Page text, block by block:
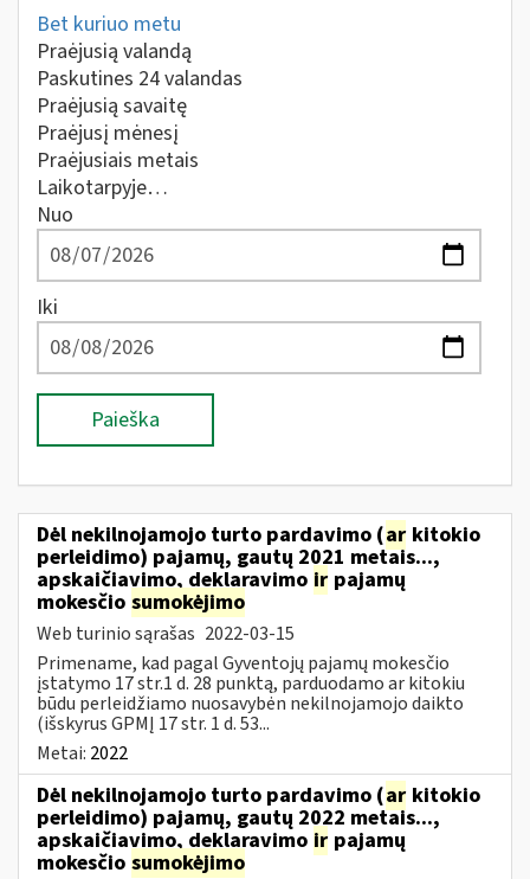
Bet kuriuo metu
Praėjusią valandą
Paskutines 24 valandas
Praėjusią savaitę
Praėjusį mėnesį
Praėjusiais metais
Laikotarpyje…
Nuo
Iki
Paieška
Dėl nekilnojamojo turto pardavimo (ar kitokio
perleidimo) pajamų, gautų 2021 metais...,
apskaičiavimo, deklaravimo ir pajamų
mokesčio sumokėjimo
Web turinio sąrašas 2022-03-15
Primename, kad pagal Gyventojų pajamų mokesčio
įstatymo 17 str.1 d. 28 punktą, parduodamo ar kitokiu
būdu perleidžiamo nuosavybėn nekilnojamojo daikto
(išskyrus GPMĮ 17 str. 1 d. 53...
Metai: 2022
Dėl nekilnojamojo turto pardavimo (ar kitokio
perleidimo) pajamų, gautų 2022 metais...,
apskaičiavimo, deklaravimo ir pajamų
mokesčio sumokėjimo